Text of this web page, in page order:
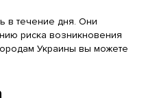
в течение дня. Они
риска возникновения
Украины вы можете